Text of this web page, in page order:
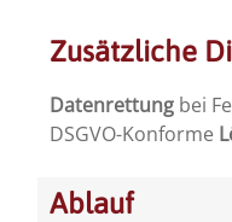
Zusätzliche
Datenrettung bei
DSGVO-Konforme
Ablauf